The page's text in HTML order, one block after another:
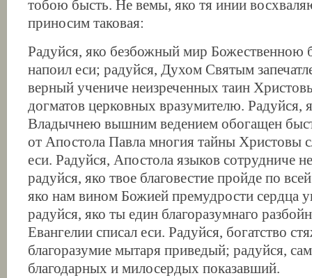
тобою бысть. Не вемы, яко тя инии
приносим таковая:
Радуйся, яко безбожный мир Божественною
напоил еси; радуйся, Духом Святым
верный учениче неизреченных таин
догматов церковных вразумителю. Радуйся,
Владычнею вышним ведением обогащен
от Апостола Павла многия тайны Христовы
еси. Радуйся, Апостола языков сотрудниче
радуйся, яко твое благовестие пройде по
яко нам вином Божией премудрости сердца
радуйся, яко ты един благоразумнаго
Евангелии списал еси. Радуйся, богатство
благоразумие мытаря приведый; радуйся,
благодарных и милосердых показавший.